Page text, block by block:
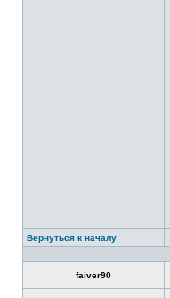
Вернуться к началу
faiver90